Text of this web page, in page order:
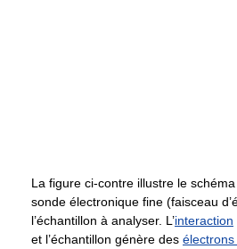
La figure ci-contre illustre le
sonde électronique fine (faisceau
l’échantillon à analyser. L’interaction
et l’échantillon génère des